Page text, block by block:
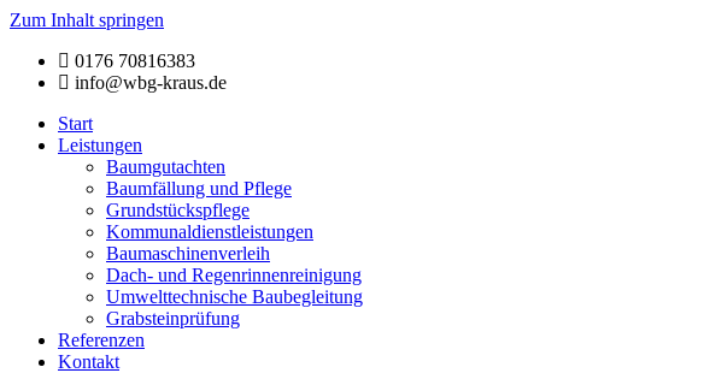
Zum Inhalt springen
0176 70816383
info@wbg-kraus.de
Start
Leistungen
Baumgutachten
Baumfällung und Pflege
Grundstückspflege
Kommunaldienstleistungen
Baumaschinenverleih
Dach- und Regenrinnenreinigung
Umwelttechnische Baubegleitung
Grabsteinprüfung
Referenzen
Kontakt